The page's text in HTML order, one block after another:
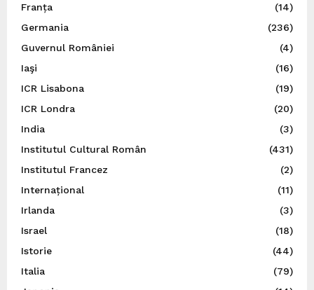
Franța
(14)
Germania
(236)
Guvernul României
(4)
Iaşi
(16)
ICR Lisabona
(19)
ICR Londra
(20)
India
(3)
Institutul Cultural Român
(431)
Institutul Francez
(2)
Internațional
(11)
Irlanda
(3)
Israel
(18)
Istorie
(44)
Italia
(79)